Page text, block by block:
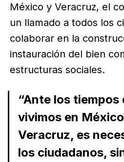
México y Veracruz, el
un llamado a todos los
colaborar en la
instauración del bien
estructuras sociales.
“Ante los
vivimos en
Veracruz, es
los ciudadanos,